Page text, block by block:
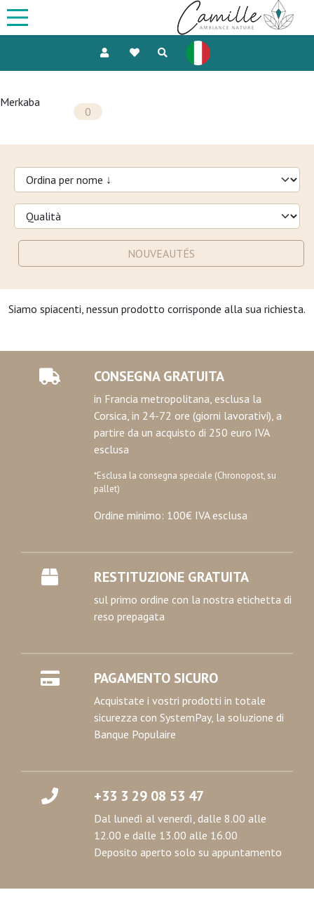
Merkaba
0
NOUVEAUTÉS
Siamo spiacenti, nessun prodotto corrisponde alla sua richiesta.
CONSEGNA GRATUITA
in Francia metropolitana, esclusa la
Corsica, in 24-72 ore (giorni lavorativi), a
partire da un acquisto di 250 euro IVA
esclusa
*Esclusa la consegna speciale (Chronopost, su
pallet)
Ordine minimo: 100€ IVA esclusa
RESTITUZIONE GRATUITA
sul primo ordine con la nostra etichetta di
reso prepagata
PAGAMENTO SICURO
Acquistate i vostri prodotti in totale
sicurezza con SystemPay, la soluzione di
Banque Populaire
+33 3 29 08 53 47
Dal lunedì al venerdì, dalle 8.00 alle
12.00 e dalle 13.00 alle 16.00
Deposito aperto solo su appuntamento